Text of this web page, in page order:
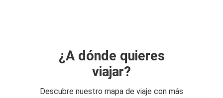
¿A dónde quieres
viajar?
Descubre nuestro mapa de viaje con más